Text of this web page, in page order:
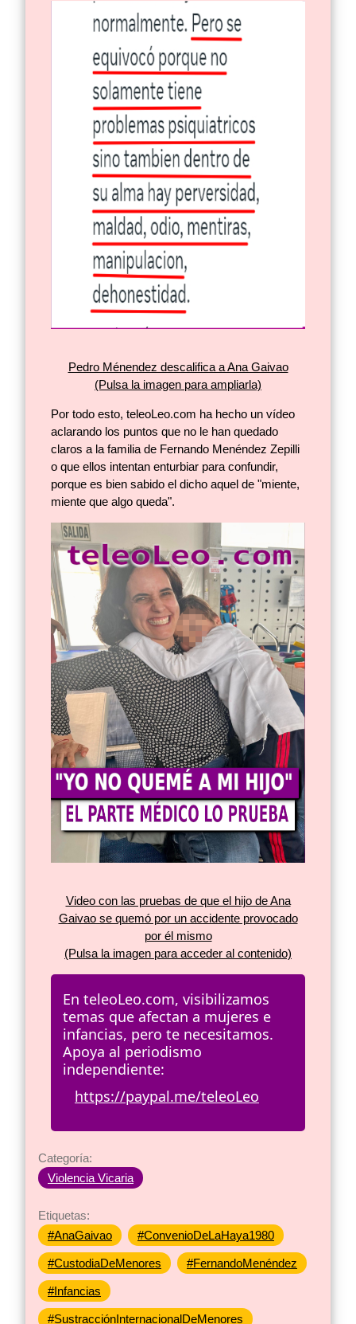
Pedro Ménendez descalifica a Ana Gaivao
(Pulsa la imagen para ampliarla)
Por todo esto, teleoLeo.com ha hecho un vídeo
aclarando los puntos que no le han quedado
claros a la familia de Fernando Menéndez Zepilli
o que ellos intentan enturbiar para confundir,
porque es bien sabido el dicho aquel de "miente,
miente que algo queda".
Video con las pruebas de que el hijo de Ana
Gaivao se quemó por un accidente provocado
por él mismo
(Pulsa la imagen para acceder al contenido)
En teleoLeo.com, visibilizamos
temas que afectan a mujeres e
infancias, pero te necesitamos.
Apoya al periodismo
independiente:
https://paypal.me/teleoLeo
Categoría:
Violencia Vicaria
Etiquetas:
#AnaGaivao
#ConvenioDeLaHaya1980
#CustodiaDeMenores #FernandoMenéndez
#Infancias
#SustracciónInternacionalDeMenores